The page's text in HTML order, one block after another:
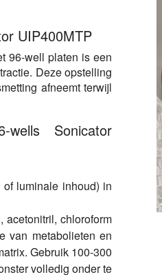
UIP400MTP
96-well platen is een
Deze opstelling
afneemt terwijl
wells Sonicator
of luminale inhoud) in
acetonitril, chloroform
van metabolieten en
Gebruik 100-300
volledig onder te